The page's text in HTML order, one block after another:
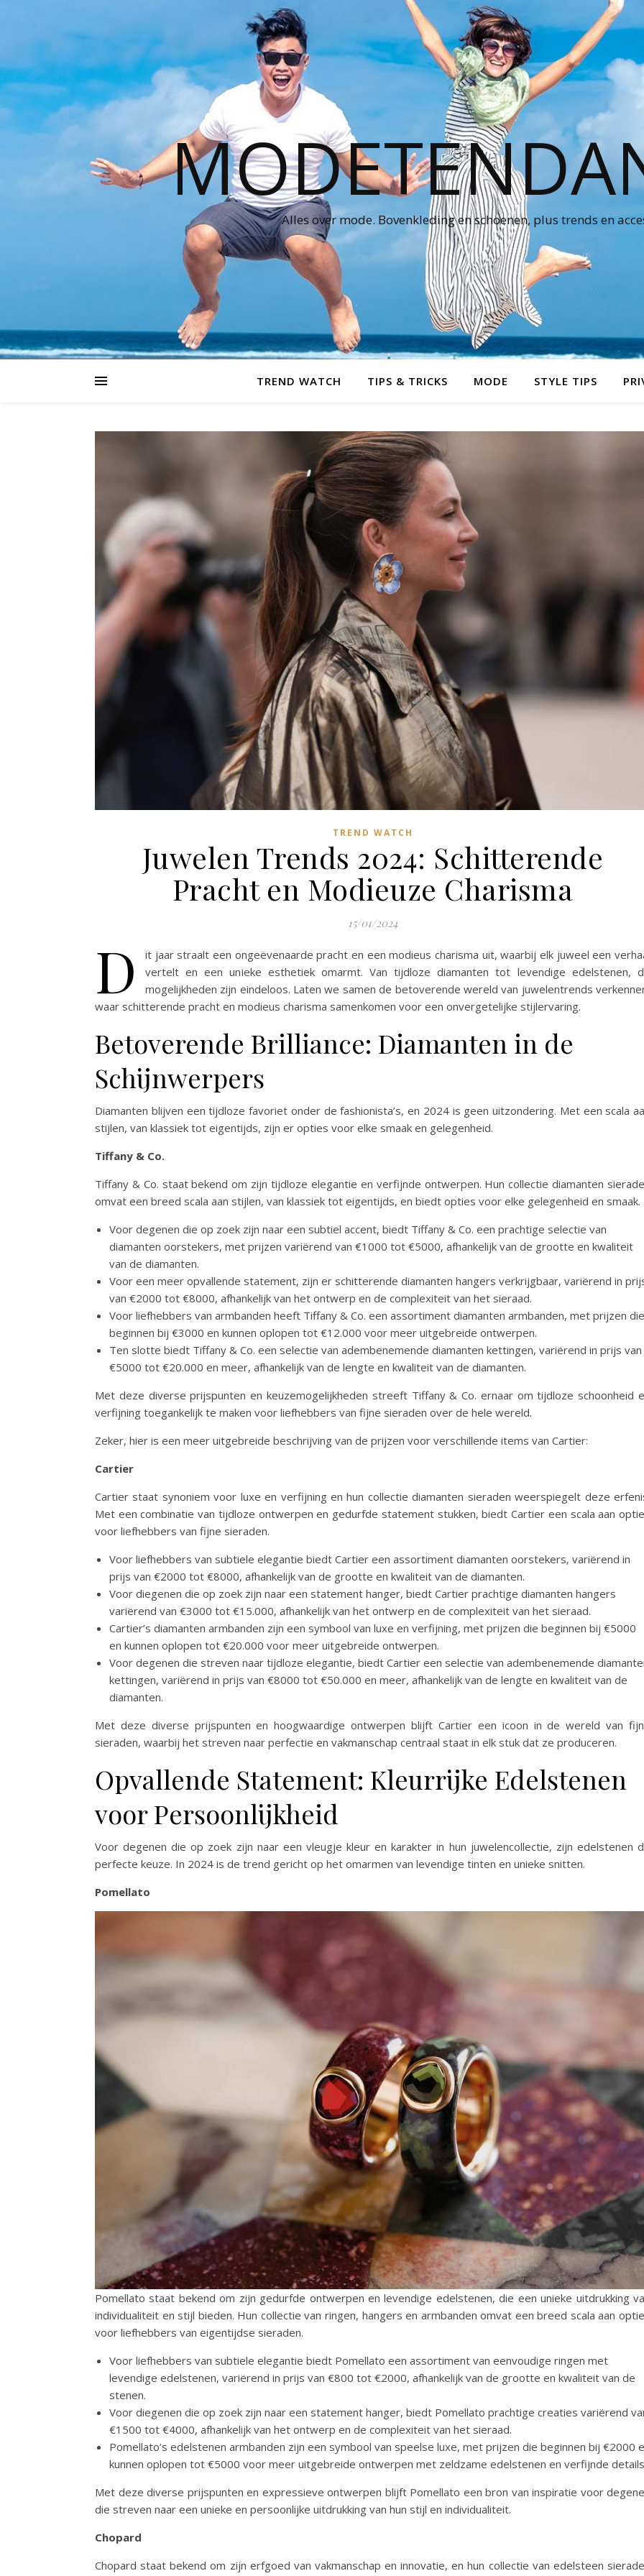
Alles over mode. Bovenkleding en schoenen, plus trends en
TREND WATCH TIPS & TRICKS MODE STYLE TIPS
TREND WATCH
Juwelen Trends 2024: Schitterende
Pracht en Modieuze Charisma
15/01/2024
D
it jaar straalt een ongeëvenaarde pracht en een modieus charisma uit, waarbij elk juweel een
vertelt en een unieke esthetiek omarmt. Van tijdloze diamanten tot levendige edelstenen,
mogelijkheden zijn eindeloos. Laten we samen de betoverende wereld van juwelentrends
waar schitterende pracht en modieus charisma samenkomen voor een onvergetelijke stijlervaring.
Betoverende Brilliance: Diamanten in de
Schijnwerpers
Diamanten blijven een tijdloze favoriet onder de fashionista’s, en 2024 is geen uitzondering. Met een scala
stijlen, van klassiek tot eigentijds, zijn er opties voor elke smaak en gelegenheid.
Tiffany & Co.
Tiffany & Co. staat bekend om zijn tijdloze elegantie en verfijnde ontwerpen. Hun collectie diamanten
omvat een breed scala aan stijlen, van klassiek tot eigentijds, en biedt opties voor elke gelegenheid en smaak.
Voor degenen die op zoek zijn naar een subtiel accent, biedt Tiffany & Co. een prachtige selectie van
diamanten oorstekers, met prijzen variërend van €1000 tot €5000, afhankelijk van de grootte en kwaliteit
van de diamanten.
Voor een meer opvallende statement, zijn er schitterende diamanten hangers verkrijgbaar, variërend in
van €2000 tot €8000, afhankelijk van het ontwerp en de complexiteit van het sieraad.
Voor liefhebbers van armbanden heeft Tiffany & Co. een assortiment diamanten armbanden, met prijzen die
beginnen bij €3000 en kunnen oplopen tot €12.000 voor meer uitgebreide ontwerpen.
Ten slotte biedt Tiffany & Co. een selectie van adembenemende diamanten kettingen, variërend in prijs van
€5000 tot €20.000 en meer, afhankelijk van de lengte en kwaliteit van de diamanten.
Met deze diverse prijspunten en keuzemogelijkheden streeft Tiffany & Co. ernaar om tijdloze schoonheid
verfijning toegankelijk te maken voor liefhebbers van fijne sieraden over de hele wereld.
Zeker, hier is een meer uitgebreide beschrijving van de prijzen voor verschillende items van Cartier:
Cartier
Cartier staat synoniem voor luxe en verfijning en hun collectie diamanten sieraden weerspiegelt deze
Met een combinatie van tijdloze ontwerpen en gedurfde statement stukken, biedt Cartier een scala aan
voor liefhebbers van fijne sieraden.
Voor liefhebbers van subtiele elegantie biedt Cartier een assortiment diamanten oorstekers, variërend in
prijs van €2000 tot €8000, afhankelijk van de grootte en kwaliteit van de diamanten.
Voor diegenen die op zoek zijn naar een statement hanger, biedt Cartier prachtige diamanten hangers
variërend van €3000 tot €15.000, afhankelijk van het ontwerp en de complexiteit van het sieraad.
Cartier’s diamanten armbanden zijn een symbool van luxe en verfijning, met prijzen die beginnen bij €5000
en kunnen oplopen tot €20.000 voor meer uitgebreide ontwerpen.
Voor degenen die streven naar tijdloze elegantie, biedt Cartier een selectie van adembenemende
kettingen, variërend in prijs van €8000 tot €50.000 en meer, afhankelijk van de lengte en kwaliteit van de
diamanten.
Met deze diverse prijspunten en hoogwaardige ontwerpen blijft Cartier een icoon in de wereld van
sieraden, waarbij het streven naar perfectie en vakmanschap centraal staat in elk stuk dat ze produceren.
Opvallende Statement: Kleurrijke Edelstenen
voor Persoonlijkheid
Voor degenen die op zoek zijn naar een vleugje kleur en karakter in hun juwelencollectie, zijn edelstenen
perfecte keuze. In 2024 is de trend gericht op het omarmen van levendige tinten en unieke snitten.
Pomellato
Pomellato staat bekend om zijn gedurfde ontwerpen en levendige edelstenen, die een unieke uitdrukking
individualiteit en stijl bieden. Hun collectie van ringen, hangers en armbanden omvat een breed scala aan
voor liefhebbers van eigentijdse sieraden.
Voor liefhebbers van subtiele elegantie biedt Pomellato een assortiment van eenvoudige ringen met
levendige edelstenen, variërend in prijs van €800 tot €2000, afhankelijk van de grootte en kwaliteit van de
stenen.
Voor diegenen die op zoek zijn naar een statement hanger, biedt Pomellato prachtige creaties variërend
€1500 tot €4000, afhankelijk van het ontwerp en de complexiteit van het sieraad.
Pomellato’s edelstenen armbanden zijn een symbool van speelse luxe, met prijzen die beginnen bij €2000
kunnen oplopen tot €5000 voor meer uitgebreide ontwerpen met zeldzame edelstenen en verfijnde
Met deze diverse prijspunten en expressieve ontwerpen blijft Pomellato een bron van inspiratie voor
die streven naar een unieke en persoonlijke uitdrukking van hun stijl en individualiteit.
Chopard
Chopard staat bekend om zijn erfgoed van vakmanschap en innovatie, en hun collectie van edelsteen